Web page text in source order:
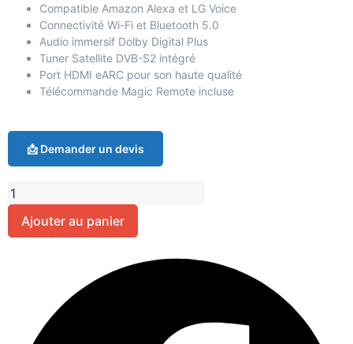
Compatible Amazon Alexa et LG Voice
Connectivité Wi-Fi et Bluetooth 5.0
Audio immersif Dolby Digital Plus
Tuner Satellite DVB-S2 intégré
Port HDMI eARC pour son haute qualité
Télécommande Magic Remote incluse
📩 Demander un devis
Ajouter au panier